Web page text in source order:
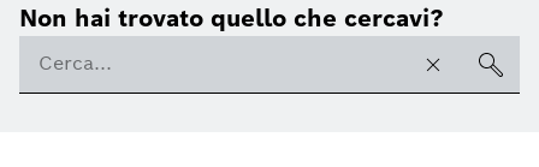
Non hai trovato quello che cercavi?